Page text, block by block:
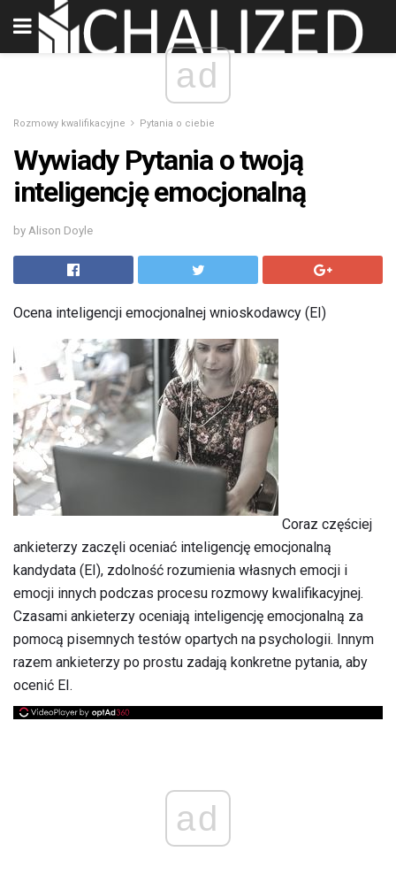
ad
Rozmowy kwalifikacyjne Pytania o ciebie
Wywiady Pytania o twoją
inteligencję emocjonalną
by Alison Doyle
Ocena inteligencji emocjonalnej wnioskodawcy (EI)
Coraz częściej
ankieterzy zaczęli oceniać inteligencję emocjonalną
kandydata (EI), zdolność rozumienia własnych emocji i
emocji innych podczas procesu rozmowy kwalifikacyjnej.
Czasami ankieterzy oceniają inteligencję emocjonalną za
pomocą pisemnych testów opartych na psychologii. Innym
razem ankieterzy po prostu zadają konkretne pytania, aby
ocenić EI.
ad